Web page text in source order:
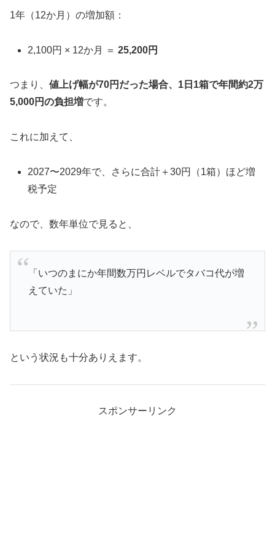
1年（12か月）の増加額：
2,100円 × 12か月 ＝25,200円
つまり、 値上げ幅が70円だった場合、1日1箱で年間約2万
5,000円の負担増です。
これに加えて、
2027〜2029年で、さらに合計＋30円（1箱）ほど増
税予定
なので、数年単位で見ると、
「いつのまにか年間数万円レベルでタバコ代が増
えていた」
という状況も十分ありえます。
スポンサーリンク